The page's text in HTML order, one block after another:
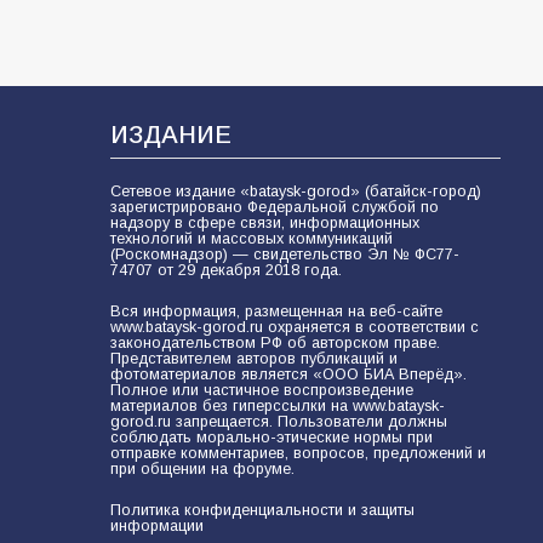
ИЗДАНИЕ
Сетевое издание «bataysk-gorod» (батайск-город)
зарегистрировано Федеральной службой по
надзору в сфере связи, информационных
технологий и массовых коммуникаций
(Роскомнадзор) — свидетельство Эл № ФС77-
74707 от 29 декабря 2018 года.
Вся информация, размещенная на веб-сайте
www.bataysk-gorod.ru охраняется в соответствии с
законодательством РФ об авторском праве.
Представителем авторов публикаций и
фотоматериалов является «ООО БИА Вперёд».
Полное или частичное воспроизведение
материалов без гиперссылки на www.bataysk-
gorod.ru запрещается. Пользователи должны
соблюдать морально-этические нормы при
отправке комментариев, вопросов, предложений и
при общении на форуме.
Политика конфиденциальности и защиты
информации